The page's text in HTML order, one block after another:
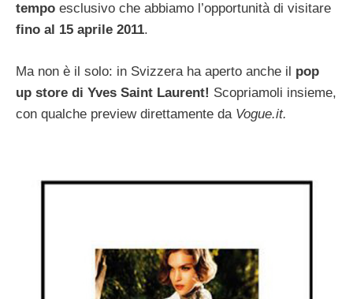
tempo esclusivo che abbiamo l’opportunità di visitare
fino al 15 aprile 2011.
Ma non è il solo: in Svizzera ha aperto anche il pop
up store di Yves Saint Laurent! Scopriamoli insieme,
con qualche preview direttamente da Vogue.it.